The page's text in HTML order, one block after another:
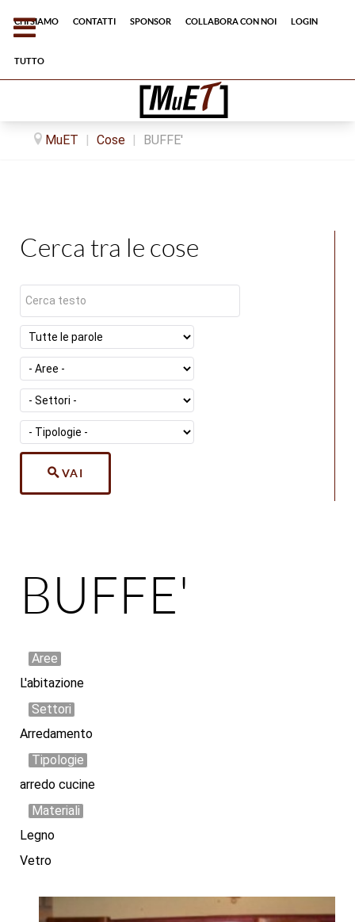
Chi siamo Contatti Sponsor Collabora con noi Login
tutto
MuET | Cose | BUFFE'
Cerca tra le cose
VAI
BUFFE'
Aree
L'abitazione
Settori
Arredamento
Tipologie
arredo cucine
Materiali
Legno
Vetro